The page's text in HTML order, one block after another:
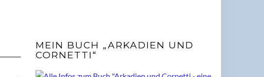
MEIN BUCH „ARKADIEN UND
CORNETTI“